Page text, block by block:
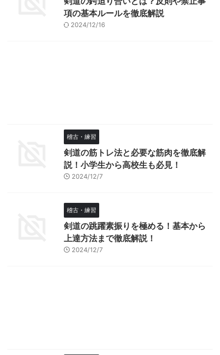
項の基本ルールを徹底解説
2024/12/16
稽古・練習
剣道の筋トレ法と必要な筋肉を徹底解
説！小学生から高校生も必見！
2024/12/7
稽古・練習
剣道の跳躍素振りを極める！基本から
上達方法まで徹底解説！
2024/12/7